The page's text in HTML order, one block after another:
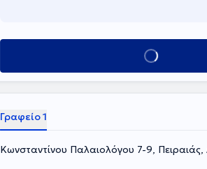
Κλείσε ραντεβού
Γραφείο 1
Κωνσταντίνου Παλαιολόγου 7-9,